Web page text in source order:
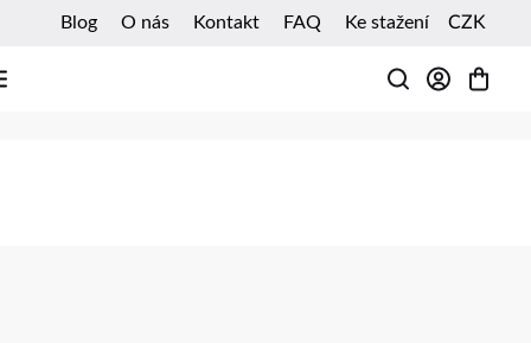
Blog O nás Kontakt FAQ Ke stažení CZK